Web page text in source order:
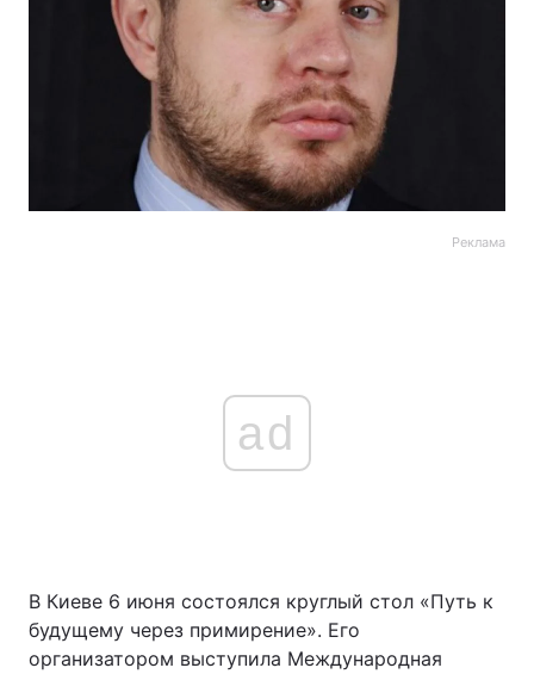
Реклама
ad
В Киеве 6 июня состоялся круглый стол «Путь к
будущему через примирение». Его
организатором выступила Международная